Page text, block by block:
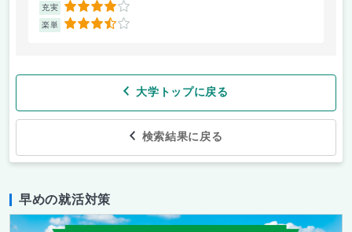
充実 4
楽単 3.5
大学トップに戻る
検索結果に戻る
早めの就活対策